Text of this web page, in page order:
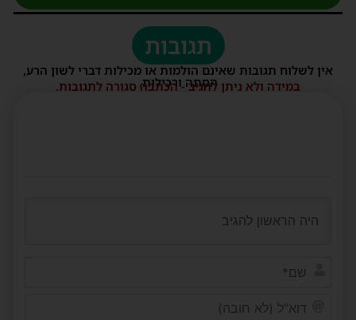
תגובות
אין לשלוח תגובות שאינם הולמות או מכילות דברי לשון הרע,
הסתה ורכילות.
במידה ולא ניתן להגיב - הכתבה סגורה לתגובות.